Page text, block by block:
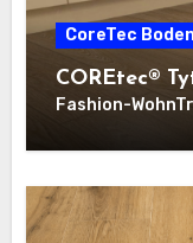
CoreTec
COREtec®
Fashion-